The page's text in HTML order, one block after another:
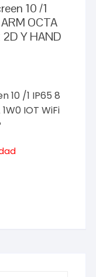
10 /1
OCTA
2D Y HAND
10 /1 IP65 8
IOT WiFi